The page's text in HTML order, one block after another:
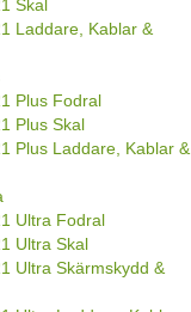
Skal
Laddare, Kablar &
Plus Fodral
Plus Skal
Plus Laddare, Kablar &
Ultra Fodral
Ultra Skal
Ultra Skärmskydd &